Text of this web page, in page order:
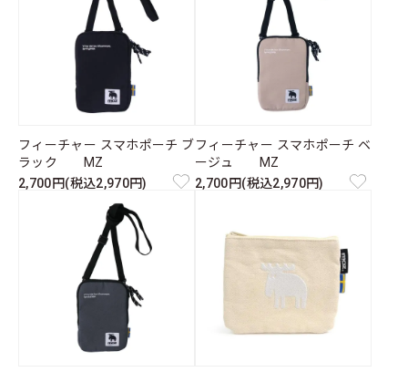
フィーチャー スマホポーチ ブ
ラック MZ
2,700円(税込2,970円)
フィーチャー スマホポーチ ベ
ージュ MZ
2,700円(税込2,970円)